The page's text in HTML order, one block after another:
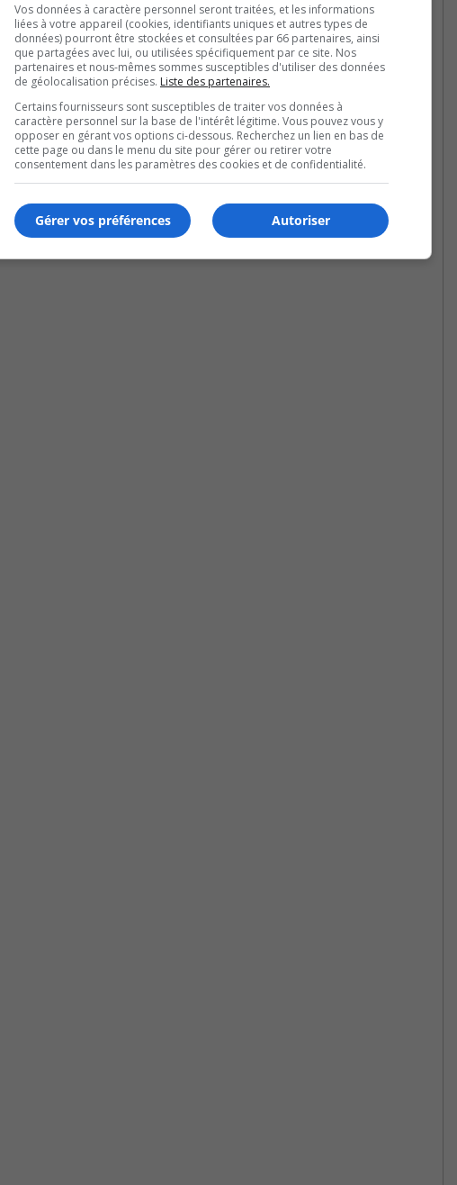
Vos données à caractère personnel seront traitées, et les informations
liées à votre appareil (cookies, identifiants uniques et autres types de
données) pourront être stockées et consultées par 66 partenaires, ainsi
que partagées avec lui, ou utilisées spécifiquement par ce site. Nos
partenaires et nous-mêmes sommes susceptibles d'utiliser des données
de géolocalisation précises. Liste des partenaires.
Certains fournisseurs sont susceptibles de traiter vos données à
caractère personnel sur la base de l'intérêt légitime. Vous pouvez vous y
opposer en gérant vos options ci-dessous. Recherchez un lien en bas de
cette page ou dans le menu du site pour gérer ou retirer votre
consentement dans les paramètres des cookies et de confidentialité.
Autoriser
Gérer vos préférences